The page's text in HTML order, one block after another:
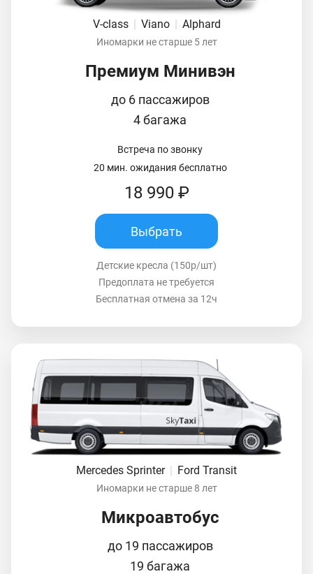
V-class Viano Alphard
Иномарки не старше 5 лет
Премиум Минивэн
до 6 пассажиров
4 багажа
Встреча по звонку
20 мин. ожидания бесплатно
18 990 ₽
Выбрать
Детские кресла (150р/шт)
Предоплата не требуется
Бесплатная отмена за 12ч
Mercedes Sprinter | Ford Transit
Иномарки не старше 8 лет
Микроавтобус
до 19 пассажиров
19 багажа